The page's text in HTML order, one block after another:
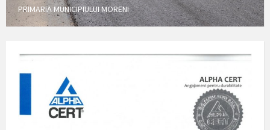
PRIMARIA MUNICIPIULUI MORENI